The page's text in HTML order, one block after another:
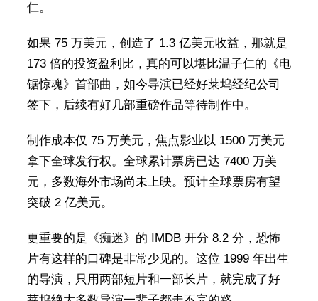
仁。
如果 75 万美元，创造了 1.3 亿美元收益，那就是
173 倍的投资盈利比，真的可以堪比温子仁的《电
锯惊魂》首部曲，如今导演已经好莱坞经纪公司
签下，后续有好几部重磅作品等待制作中。
制作成本仅 75 万美元，焦点影业以 1500 万美元
拿下全球发行权。全球累计票房已达 7400 万美
元，多数海外市场尚未上映。预计全球票房有望
突破 2 亿美元。
更重要的是《痴迷》的 IMDB 开分 8.2 分，恐怖
片有这样的口碑是非常少见的。这位 1999 年出生
的导演，只用两部短片和一部长片，就完成了好